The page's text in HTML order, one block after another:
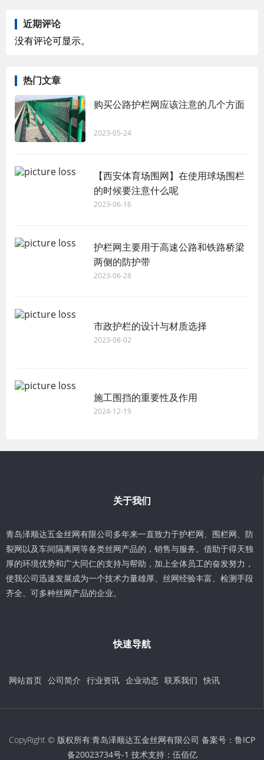
近期评论
没有评论可显示。
热门文章
购买公路护栏网应该注意的几个方面
2023-05-24
【西安体育场围网】在使用球场围栏
的时候要注意什么呢
2023-06-16
护栏网主要用于高速公路和铁路桥梁
两侧的防护带
2023-06-28
市政护栏的设计与材质选择
2023-08-02
施工围挡的重要性及作用
2024-12-19
关于我们
青岛泽顺达五金丝网有限公司多年来一直致力于护栏网、围栏网、防
裂网以及车间隔离网等各类丝网产品的，销售与服务。借助于得天独
厚的环境优势和广大同仁的支持与帮助，加上全体员工的奋发努力，
使我公司迅速发展成为一个技术力量雄厚、丝网经验丰富、检测手段
齐全、可多种丝网产品的企业。
快速导航
网站首页 公司简介 行业资讯 企业动态 联系我们 快讯
CopyRight © 版权所有:青岛泽顺达五金丝网有限公司 备案号： 鲁ICP
备20023734号-1 技术支持： 伍佰亿